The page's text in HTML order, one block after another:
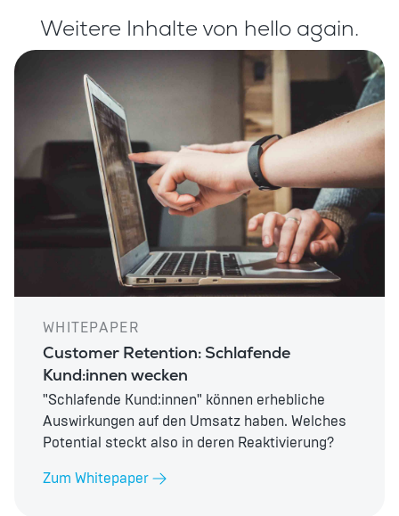
Weitere Inhalte von hello again.
WHITEPAPER
Customer Retention: Schlafende
Kund:innen wecken
"Schlafende Kund:innen" können erhebliche
Auswirkungen auf den Umsatz haben. Welches
Potential steckt also in deren Reaktivierung?
Zum Whitepaper